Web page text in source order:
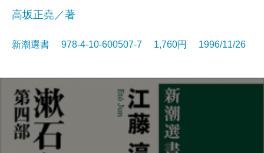
高坂正堯／著
新潮選書 978-4-10-600507-7 1,760円 1996/11/26